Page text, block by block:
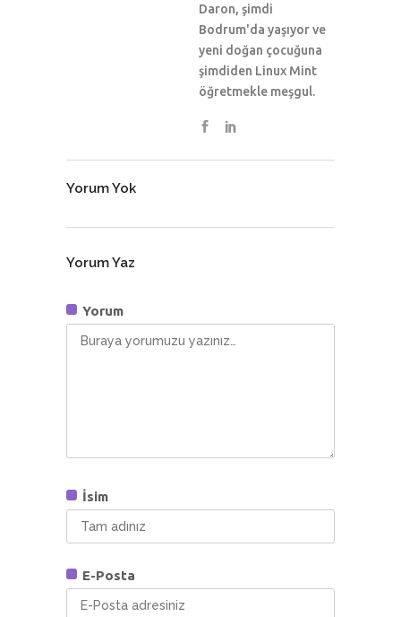
Daron, şimdi
Bodrum'da yaşıyor ve
yeni doğan çocuğuna
şimdiden Linux Mint
öğretmekle meşgul.
Yorum Yok
Yorum Yaz
Yorum
İsim
E-Posta